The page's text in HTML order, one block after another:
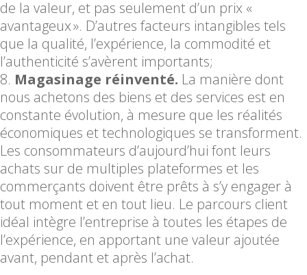
de la valeur, et pas seulement d’un prix «
avantageux ». D’autres facteurs intangibles tels
que la qualité, l’expérience, la commodité et
l’authenticité s’avèrent importants;
Magasinage réinventé. La manière dont
nous achetons des biens et des services est en
constante évolution, à mesure que les réalités
économiques et technologiques se transforment.
Les consommateurs d’aujourd’hui font leurs
achats sur de multiples plateformes et les
commerçants doivent être prêts à s’y engager à
tout moment et en tout lieu. Le parcours client
idéal intègre l’entreprise à toutes les étapes de
l’expérience, en apportant une valeur ajoutée
avant, pendant et après l’achat.